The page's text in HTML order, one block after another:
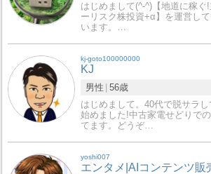
はじめまして(^-^)【地道に稼ぐ
ーリスク株投資+α】を運営し
います。…
kj-goto100000000
KJ
男性 56歳
はじめまして。40代で脱サラ
始めました!中古家電せどりで
てます。どうぞ…
yoshi007
エンタメ|AIコンテンツ販